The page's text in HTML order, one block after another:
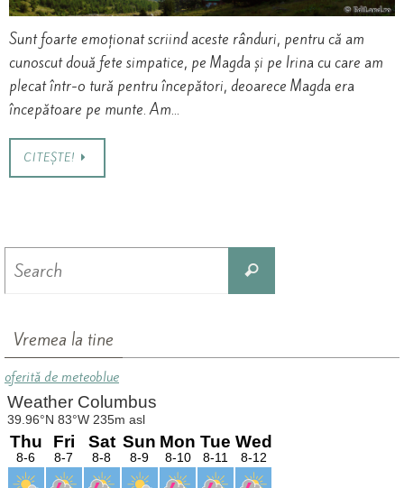
Sunt foarte emoționat scriind aceste rânduri, pentru că am
cunoscut două fete simpatice, pe Magda și pe Irina cu care am
plecat într-o tură pentru începători, deoarece Magda era
începătoare pe munte. Am…
CITEȘTE!
Search
Vremea la tine
oferită de meteoblue